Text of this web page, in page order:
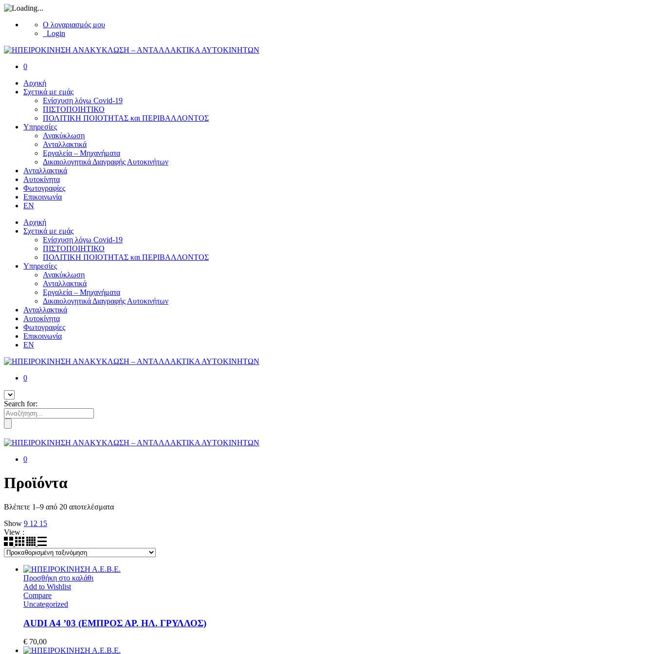
Ο λογαριασμός μου
Login
0
Αρχική
Σχετικά με εμάς
Ενίσχυση λόγω Covid-19
ΠΙΣΤΟΠΟΙΗΤΙΚΟ
ΠΟΛΙΤΙΚΗ ΠΟΙΟΤΗΤΑΣ και ΠΕΡΙΒΑΛΛΟΝΤΟΣ
Υπηρεσίες
Ανακύκλωση
Ανταλλακτικά
Εργαλεία – Μηχανήματα
Δικαιολογητικά Διαγραφής Αυτοκινήτων
Ανταλλακτικά
Αυτοκίνητα
Φωτογραφίες
Επικοινωνία
EN
Αρχική
Σχετικά με εμάς
Ενίσχυση λόγω Covid-19
ΠΙΣΤΟΠΟΙΗΤΙΚΟ
ΠΟΛΙΤΙΚΗ ΠΟΙΟΤΗΤΑΣ και ΠΕΡΙΒΑΛΛΟΝΤΟΣ
Υπηρεσίες
Ανακύκλωση
Ανταλλακτικά
Εργαλεία – Μηχανήματα
Δικαιολογητικά Διαγραφής Αυτοκινήτων
Ανταλλακτικά
Αυτοκίνητα
Φωτογραφίες
Επικοινωνία
EN
0
Search for:
0
Προϊόντα
Βλέπετε 1–9 από 20 αποτελέσματα
Show 9 12 15
View :
Προσθήκη στο καλάθι
Add to Wishlist
Compare
Uncategorized
AUDI A4 ’03 (ΕΜΠΡΟΣ ΑΡ. ΗΛ. ΓΡΥΛΛΟΣ)
€ 70,00